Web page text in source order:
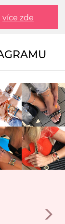
více zde